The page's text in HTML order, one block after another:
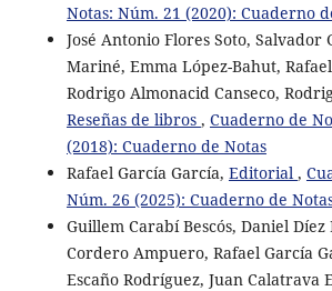
Notas: Núm. 21 (2020): Cuaderno
José Antonio Flores Soto,
Mariné, Emma López-Bahut,
Rodrigo Almonacid Canseco,
Reseñas de libros , Cuaderno de
(2018): Cuaderno de Notas
Rafael García García, Editorial ,
Núm. 26 (2025): Cuaderno de
Guillem Carabí Bescós, Daniel
Cordero Ampuero, Rafael García
Escaño Rodríguez, Juan Calatrava